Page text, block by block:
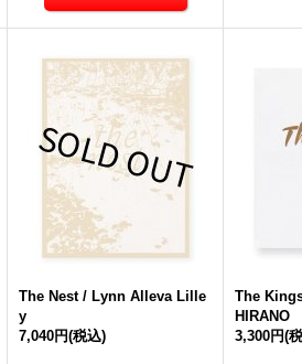
The Nest / Lynn Alleva Lille
y
7,040円(税込)
The
HIRANO
3,300円(